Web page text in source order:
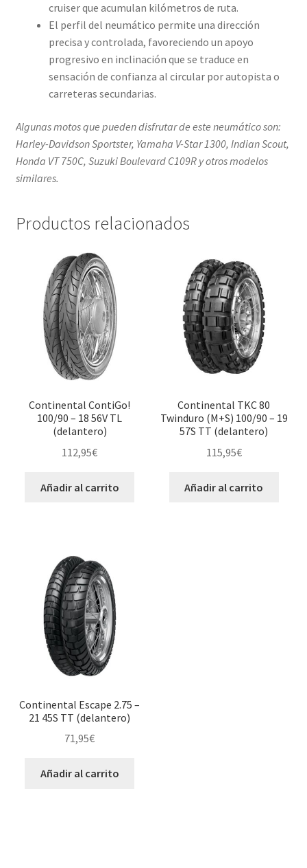
cruiser que acumulan kilómetros de ruta.
El perfil del neumático permite una dirección
precisa y controlada, favoreciendo un apoyo
progresivo en inclinación que se traduce en
sensación de confianza al circular por autopista o
carreteras secundarias.
Algunas motos que pueden disfrutar de este neumático son:
Harley-Davidson Sportster, Yamaha V-Star 1300, Indian Scout,
Honda VT 750C, Suzuki Boulevard C109R y otros modelos
similares.
Productos relacionados
Continental ContiGo!
100/90 – 18 56V TL
(delantero)
112,95€
Añadir al carrito
Continental TKC 80
Twinduro (M+S) 100/90 – 19
57S TT (delantero)
115,95€
Añadir al carrito
Continental Escape 2.75 –
21 45S TT (delantero)
71,95€
Añadir al carrito